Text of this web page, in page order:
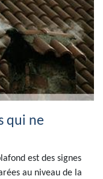
qui ne
est des signes
au niveau de la